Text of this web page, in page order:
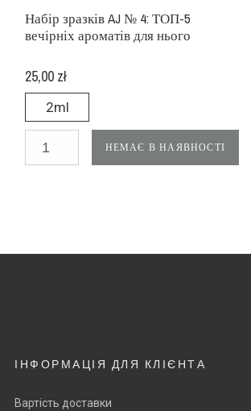
Набір зразків AJ № 4: ТОП-5
вечірніх ароматів для нього
25,00 zł
2ml
НЕМАЄ В НАЯВНОСТІ
ІНФОРМАЦІЯ ДЛЯ КЛІЄНТА
Вартість доставки